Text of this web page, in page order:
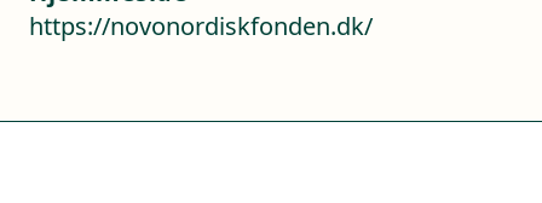
https://novonordiskfonden.dk/